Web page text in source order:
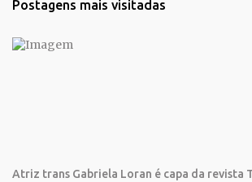
r
Postagens mais visitadas
Atriz trans Gabriela Loran é capa da revista